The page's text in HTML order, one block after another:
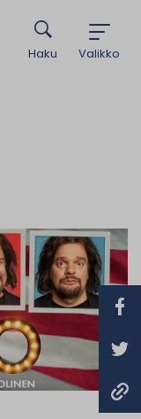
Valikko
Haku